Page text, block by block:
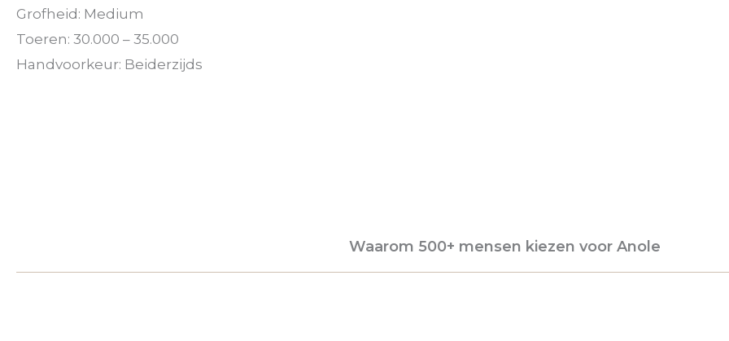
Grofheid: Medium
Toeren: 30.000 – 35.000
Handvoorkeur: Beiderzijds
Waarom 500+ mensen kiezen voor Anole